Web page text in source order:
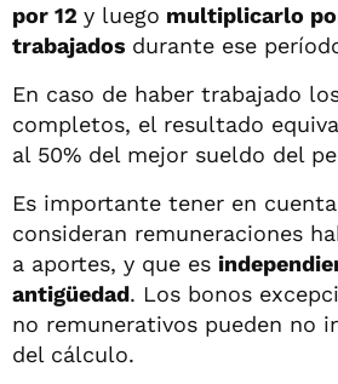
por 12 y luego multiplicarlo
trabajados durante ese
En caso de haber trabajado
completos, el resultado
al 50% del mejor sueldo del
Es importante tener en
consideran remuneraciones
a aportes, y que es
antigüedad. Los bonos
no remunerativos pueden no
del cálculo.